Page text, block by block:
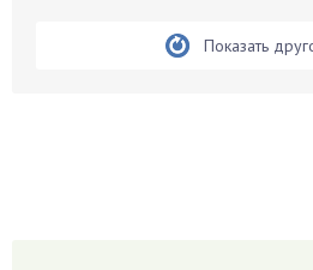
Показать